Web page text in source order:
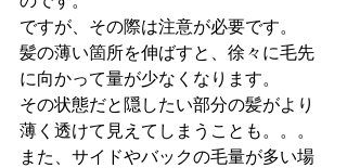
ですが、その際は注意が必要です。
髪の薄い箇所を伸ばすと、徐々に毛先
に向かって量が少なくなります。
その状態だと隠したい部分の髪がより
薄く透けて見えてしまうことも。。。
また、サイドやバックの毛量が多い場